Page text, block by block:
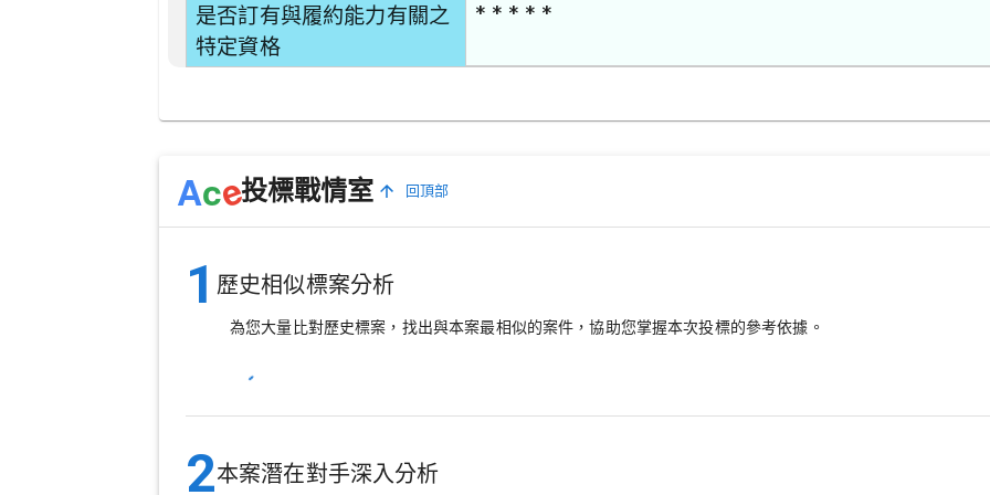
是否訂有與履約能力有關之
特定資格
* * * * *
Ace投標戰情室 回頂部
1 歷史相似標案分析
為您大量比對歷史標案，找出與本案最相似的案件，協助您掌握本次投標的參考依據。
2本案潛在對手深入分析